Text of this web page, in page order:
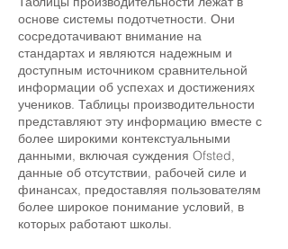
основе системы подотчетности. Они
сосредотачивают внимание на
стандартах и являются надежным и
доступным источником сравнительной
информации об успехах и достижениях
учеников. Таблицы производительности
представляют эту информацию вместе с
более широкими контекстуальными
данными, включая суждения Ofsted,
данные об отсутствии, рабочей силе и
финансах, предоставляя пользователям
более широкое понимание условий, в
которых работают школы.